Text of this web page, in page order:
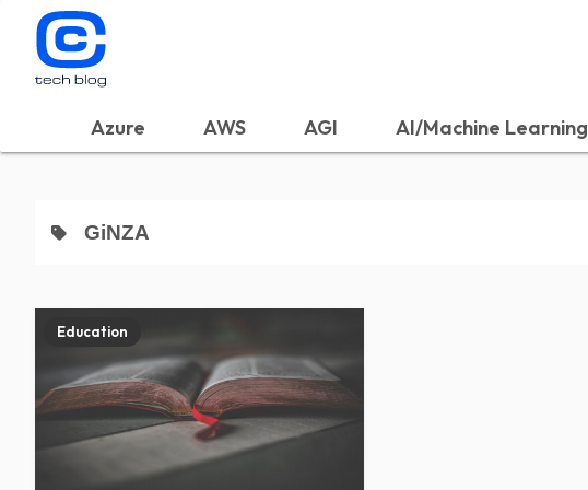
Azure AWS AGI AI/Machine Learning
GiNZA
Education